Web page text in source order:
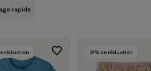
rapide
réduction 31% de réduction